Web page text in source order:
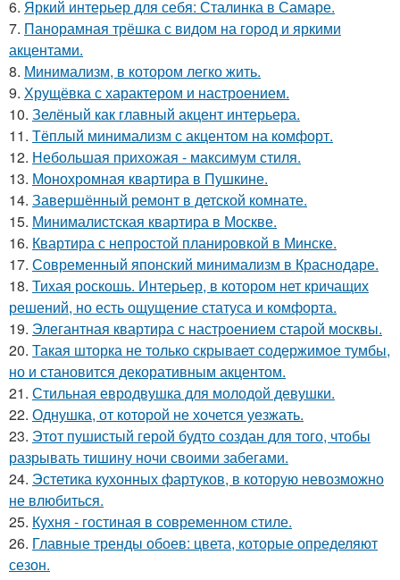
6. Яркий интерьер для себя: Сталинка в Самаре.
7. Панорамная трёшка с видом на город и яркими
акцентами.
8. Минимализм, в котором легко жить.
9. Хрущёвка с характером и настроением.
10. Зелёный как главный акцент интерьера.
11. Тёплый минимализм с акцентом на комфорт.
12. Небольшая прихожая - максимум стиля.
13. Монохромная квартира в Пушкине.
14. Завершённый ремонт в детской комнате.
15. Минималистская квартира в Москве.
16. Квартира с непростой планировкой в Минске.
17. Современный японский минимализм в Краснодаре.
18. Тихая роскошь. Интерьер, в котором нет кричащих
решений, но есть ощущение статуса и комфорта.
19. Элегантная квартира с настроением старой москвы.
20. Такая шторка не только скрывает содержимое тумбы,
но и становится декоративным акцентом.
21. Стильная евродвушка для молодой девушки.
22. Однушка, от которой не хочется уезжать.
23. Этот пушистый герой будто создан для того, чтобы
разрывать тишину ночи своими забегами.
24. Эстетика кухонных фартуков, в которую невозможно
не влюбиться.
25. Кухня - гостиная в современном стиле.
26. Главные тренды обоев: цвета, которые определяют
сезон.